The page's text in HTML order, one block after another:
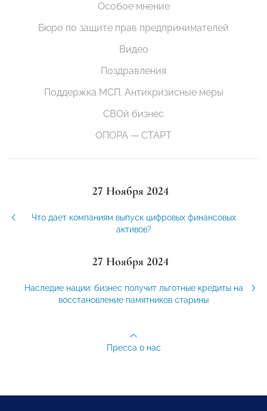
Особое мнение
Бюро по защите прав предпринимателей
Видео
Поздравления
Поддержка МСП. Антикризисные меры
СВОй бизнес
ОПОРА — СТАРТ
27 Ноября 2024
Что дает компаниям выпуск цифровых финансовых
активов?
27 Ноября 2024
Наследие нации: бизнес получит льготные кредиты на
восстановление памятников старины
Пресса о нас